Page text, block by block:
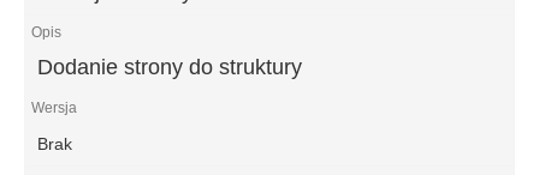
Dodanie strony do struktury
Brak